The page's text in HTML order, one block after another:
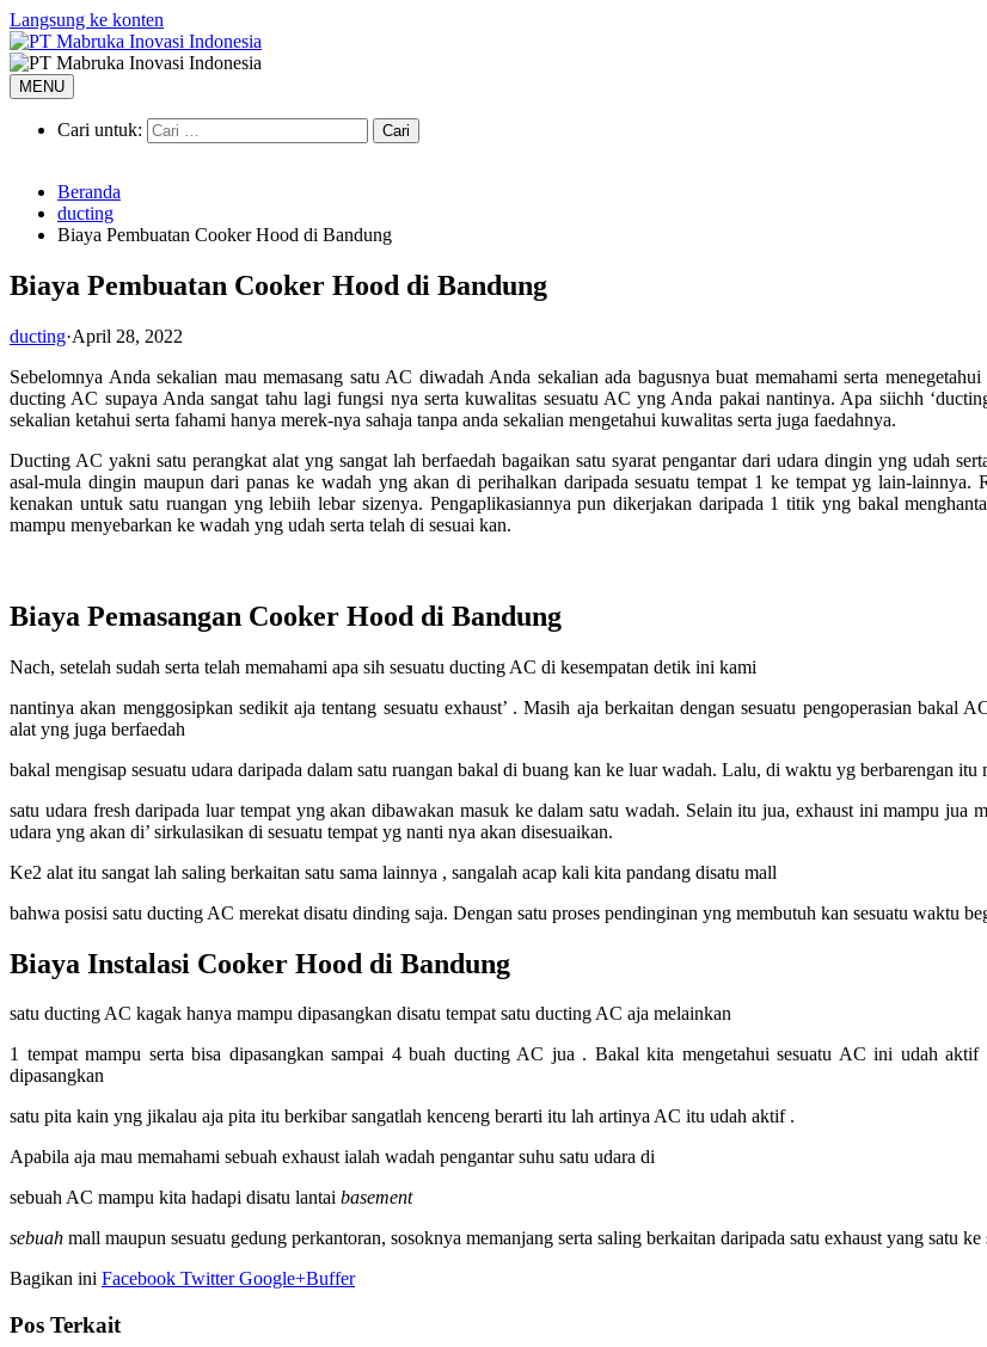
Langsung ke konten
MENU
Cari untuk:
Beranda
ducting
Biaya Pembuatan Cooker Hood di Bandung
Biaya Pembuatan Cooker Hood di Bandung
ducting·April 28, 2022
Sebelomnya Anda sekalian mau memasang satu AC diwadah Anda sekalian ada bagusnya buat memahami serta
ducting AC supaya Anda sangat tahu lagi fungsi nya serta kuwalitas sesuatu AC yng Anda pakai nantinya. Apa siichh
sekalian ketahui serta fahami hanya merek-nya sahaja tanpa anda sekalian mengetahui kuwalitas serta juga faedahnya.
Ducting AC yakni satu perangkat alat yng sangat lah berfaedah bagaikan satu syarat pengantar dari udara dingin yng udah
asal-mula dingin maupun dari panas ke wadah yng akan di perihalkan daripada sesuatu tempat 1 ke tempat yg lain-lainnya.
kenakan untuk satu ruangan yng lebiih lebar sizenya. Pengaplikasiannya pun dikerjakan daripada 1 titik yng bakal
mampu menyebarkan ke wadah yng udah serta telah di sesuai kan.
Biaya Pemasangan Cooker Hood di Bandung
Nach, setelah sudah serta telah memahami apa sih sesuatu ducting AC di kesempatan detik ini kami
nantinya akan menggosipkan sedikit aja tentang sesuatu exhaust’ . Masih aja berkaitan dengan sesuatu pengoperasian bakal
alat yng juga berfaedah
bakal mengisap sesuatu udara daripada dalam satu ruangan bakal di buang kan ke luar wadah. Lalu, di waktu yg berbarengan itu
satu udara fresh daripada luar tempat yng akan dibawakan masuk ke dalam satu wadah. Selain itu jua, exhaust ini mampu jua
udara yng akan di’ sirkulasikan di sesuatu tempat yg nanti nya akan disesuaikan.
Ke2 alat itu sangat lah saling berkaitan satu sama lainnya , sangalah acap kali kita pandang disatu mall
bahwa posisi satu ducting AC merekat disatu dinding saja. Dengan satu proses pendinginan yng membutuh kan sesuatu waktu
Biaya Instalasi Cooker Hood di Bandung
satu ducting AC kagak hanya mampu dipasangkan disatu tempat satu ducting AC aja melainkan
1 tempat mampu serta bisa dipasangkan sampai 4 buah ducting AC jua . Bakal kita mengetahui sesuatu AC ini udah aktif
dipasangkan
satu pita kain yng jikalau aja pita itu berkibar sangatlah kenceng berarti itu lah artinya AC itu udah aktif .
Apabila aja mau memahami sebuah exhaust ialah wadah pengantar suhu satu udara di
sebuah AC mampu kita hadapi disatu lantai basement
sebuah mall maupun sesuatu gedung perkantoran, sosoknya memanjang serta saling berkaitan daripada satu exhaust yang satu
Bagikan ini Facebook TwitterGoogle+Buffer
Pos Terkait